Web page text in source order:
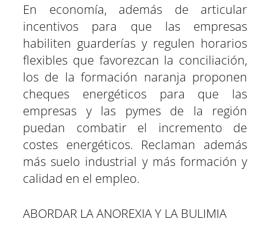
En economía, además de articular
incentivos para que las empresas
habiliten guarderías y regulen horarios
flexibles que favorezcan la conciliación,
los de la formación naranja proponen
cheques energéticos para que las
empresas y las pymes de la región
puedan combatir el incremento de
costes energéticos. Reclaman además
más suelo industrial y más formación y
calidad en el empleo.
ABORDAR LA ANOREXIA Y LA BULIMIA